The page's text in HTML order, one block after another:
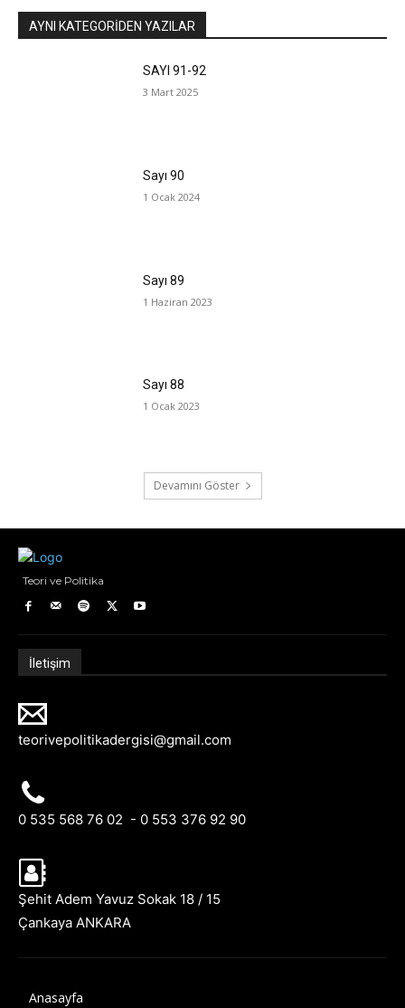
AYNI KATEGORIDEN YAZILAR
SAYI 91-92
3 Mart 2025
Sayı 90
1 Ocak 2024
Sayı 89
1 Haziran 2023
Sayı 88
1 Ocak 2023
Devamını Göster
Teori ve Politika
İletişim
teorivepolitikadergisi@gmail.com
0 535 568 76 02 - 0 553 376 92 90
Şehit Adem Yavuz Sokak 18 / 15
Çankaya ANKARA
Anasayfa